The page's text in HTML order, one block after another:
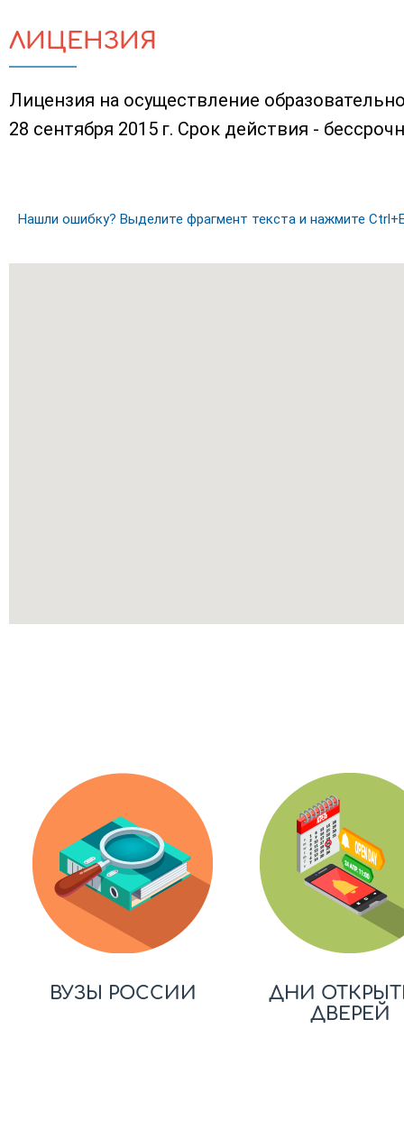
ЛИЦЕНЗИЯ
Лицензия на осуществление
28 сентября 2015 г. Срок действия -
Нашли ошибку? Выделите фрагмент текста и нажмите
ВУЗЫ РОССИИ
ДНИ
ДВЕРЕЙ